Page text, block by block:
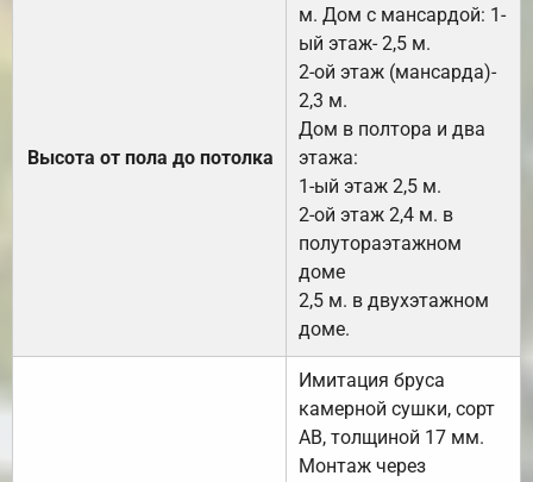
Высота от пола до потолка
м. Дом с мансардой: 1-
ый этаж- 2,5 м.
2-ой этаж (мансарда)-
2,3 м.
Дом в полтора и два
этажа:
1-ый этаж 2,5 м.
2-ой этаж 2,4 м. в
полутораэтажном
доме
2,5 м. в двухэтажном
доме.
Имитация бруса
камерной сушки, сорт
АВ, толщиной 17 мм.
Монтаж через